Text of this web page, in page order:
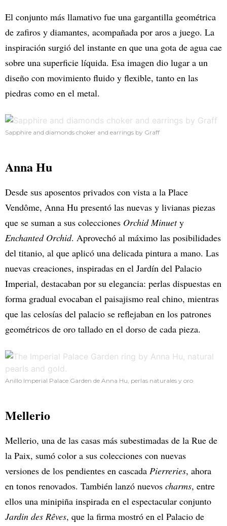
El conjunto más llamativo fue una gargantilla geométrica
de zafiros y diamantes, acompañada por aros a juego. La
inspiración surgió del instante en que una gota de agua cae
sobre una superficie líquida. Esa imagen dio lugar a un
diseño con movimiento fluido y flexible, tanto en las
piedras como en el metal.
Sapphire and diamonds choker and earrings by Graff
Anna Hu
Desde sus aposentos privados con vista a la Place
Vendôme, Anna Hu presentó las nuevas y livianas piezas
que se suman a sus colecciones Orchid Minuety
Enchanted Orchid. Aprovechó al máximo las posibilidades
del titanio, al que aplicó una delicada pintura a mano. Las
nuevas creaciones, inspiradas en el Jardín del Palacio
Imperial, destacaban por su elegancia: perlas dispuestas en
forma gradual evocaban el paisajismo real chino, mientras
que las celosías del palacio se reflejaban en los patrones
geométricos de oro tallado en el dorso de cada pieza.
Anillo Imperial Palace Garden de Anna Hu, perlas naturales y oro
Mellerio
Mellerio, una de las casas más subestimadas de la Rue de
la Paix, sumó color a sus colecciones con nuevas
versiones de los pendientes en cascada Pierreries, ahora
en tonos renovados. También lanzó nuevos charms, entre
ellos una minipiña inspirada en el espectacular conjunto
Jardin des Rêves, que la firma mostró en el Palacio de